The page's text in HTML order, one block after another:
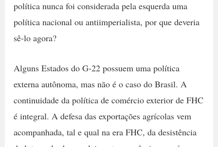
política nunca foi considerada pela esquerda uma
política nacional ou antiimperialista, por que deveria
sê-lo agora?
Alguns Estados do G-22 possuem uma política
externa autônoma, mas não é o caso do Brasil. A
continuidade da política de comércio exterior de FHC
é integral. A defesa das exportações agrícolas vem
acompanhada, tal e qual na era FHC, da desistência